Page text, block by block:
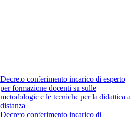
Decreto conferimento incarico di esperto
per formazione docenti su sulle
metodologie e le tecniche per la didattica a
distanza
Decreto conferimento incarico di